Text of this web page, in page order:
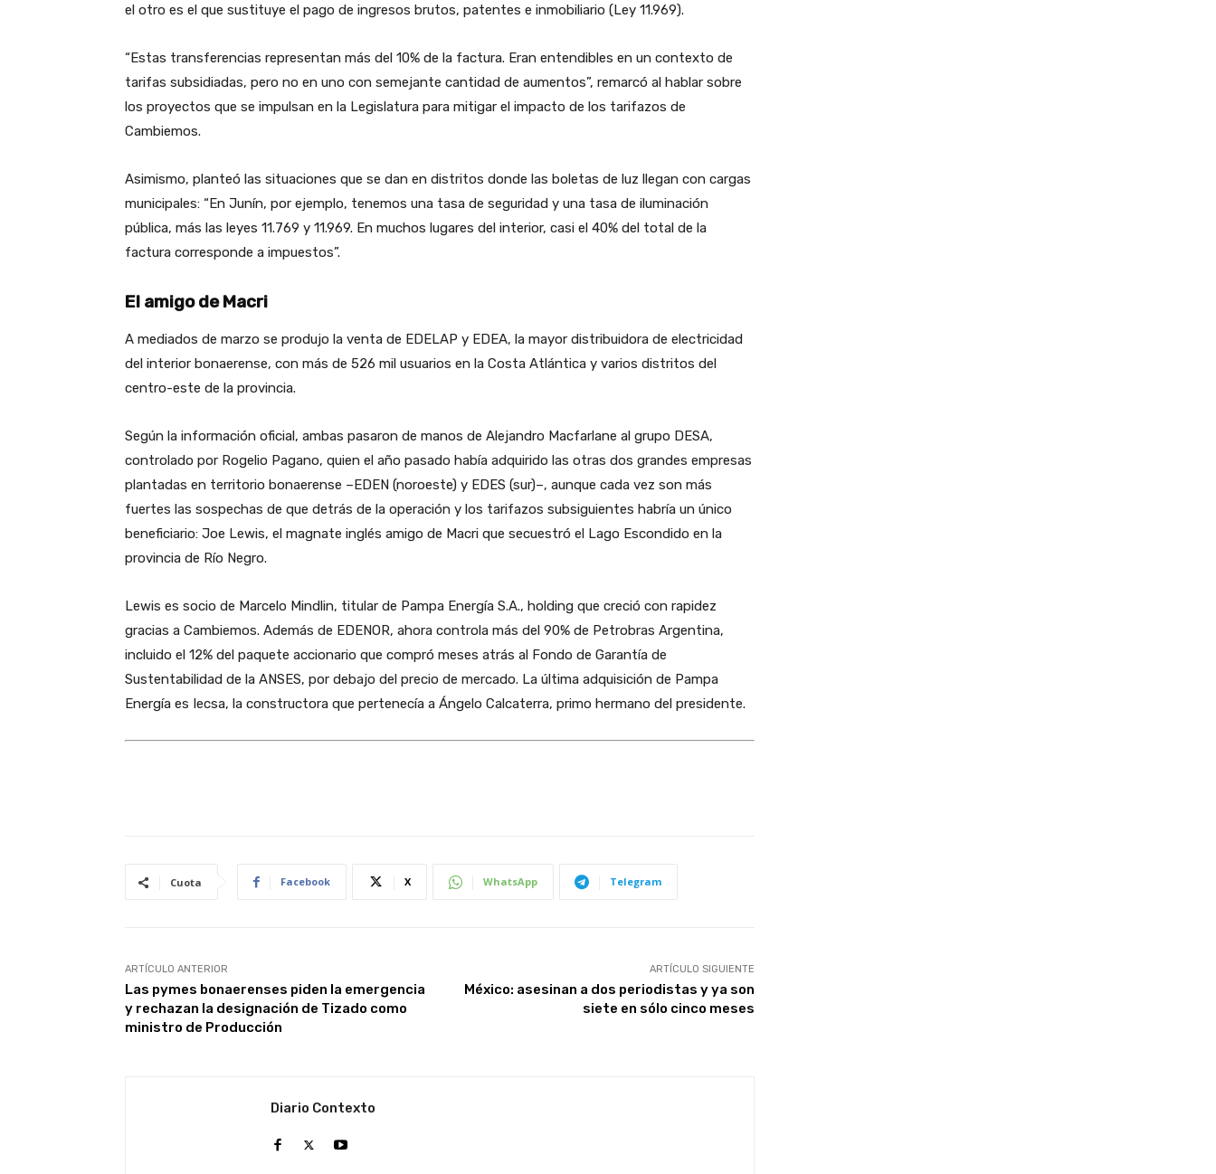
el otro es el que sustituye el pago de ingresos brutos, patentes e inmobiliario (Ley 11.969).
“Estas transferencias representan más del 10% de la factura. Eran entendibles en un contexto de
tarifas subsidiadas, pero no en uno con semejante cantidad de aumentos”, remarcó al hablar sobre
los proyectos que se impulsan en la Legislatura para mitigar el impacto de los tarifazos de
Cambiemos.
Asimismo, planteó las situaciones que se dan en distritos donde las boletas de luz llegan con cargas
municipales: “En Junín, por ejemplo, tenemos una tasa de seguridad y una tasa de iluminación
pública, más las leyes 11.769 y 11.969. En muchos lugares del interior, casi el 40% del total de la
factura corresponde a impuestos”.
El amigo de Macri
A mediados de marzo se produjo la venta de EDELAP y EDEA, la mayor distribuidora de electricidad
del interior bonaerense, con más de 526 mil usuarios en la Costa Atlántica y varios distritos del
centro-este de la provincia.
Según la información oficial, ambas pasaron de manos de Alejandro Macfarlane al grupo DESA,
controlado por Rogelio Pagano, quien el año pasado había adquirido las otras dos grandes empresas
plantadas en territorio bonaerense –EDEN (noroeste) y EDES (sur)–, aunque cada vez son más
fuertes las sospechas de que detrás de la operación y los tarifazos subsiguientes habría un único
beneficiario: Joe Lewis, el magnate inglés amigo de Macri que secuestró el Lago Escondido en la
provincia de Río Negro.
Lewis es socio de Marcelo Mindlin, titular de Pampa Energía S.A., holding que creció con rapidez
gracias a Cambiemos. Además de EDENOR, ahora controla más del 90% de Petrobras Argentina,
incluido el 12% del paquete accionario que compró meses atrás al Fondo de Garantía de
Sustentabilidad de la ANSES, por debajo del precio de mercado. La última adquisición de Pampa
Energía es Iecsa, la constructora que pertenecía a Ángelo Calcaterra, primo hermano del presidente.
Cuota Facebook X WhatsApp Telegram
ARTÍCULO ANTERIOR
Las pymes bonaerenses piden la emergencia
y rechazan la designación de Tizado como
ministro de Producción
ARTÍCULO SIGUIENTE
México: asesinan a dos periodistas y ya son
siete en sólo cinco meses
Diario Contexto